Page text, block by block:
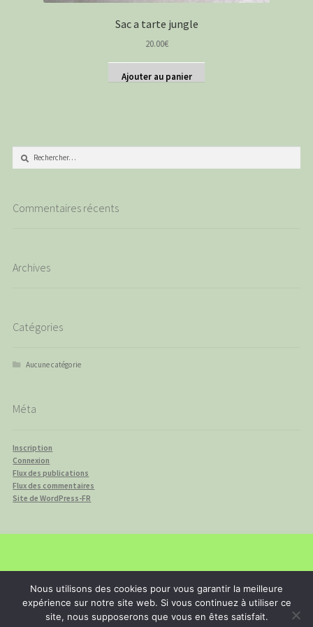
Sac a tarte jungle
20.00€
Ajouter au panier
Commentaires récents
Archives
Catégories
Aucune catégorie
Méta
Inscription
Connexion
Flux des publications
Flux des commentaires
Site de WordPress-FR
Built with WooCommerce.
Nous utilisons des cookies pour vous garantir la meilleure
expérience sur notre site web. Si vous continuez à utiliser ce
site, nous supposerons que vous en êtes satisfait.